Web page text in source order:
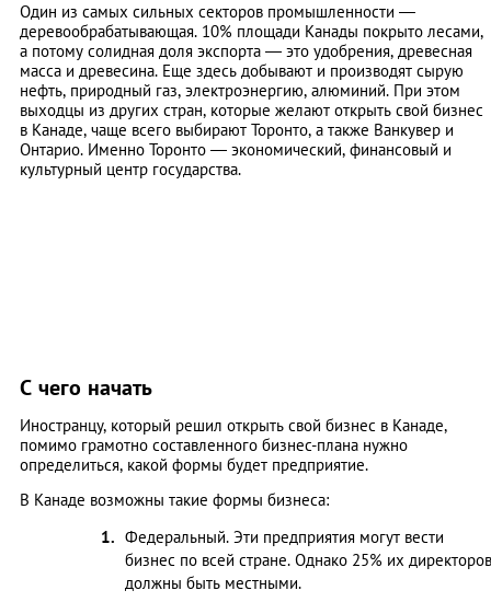
Один из самых сильных секторов промышленности ―
деревообрабатывающая. 10% площади Канады покрыто лесами,
а потому солидная доля экспорта ― это удобрения, древесная
масса и древесина. Еще здесь добывают и производят сырую
нефть, природный газ, электроэнергию, алюминий. При этом
выходцы из других стран, которые желают открыть свой бизнес
в Канаде, чаще всего выбирают Торонто, а также Ванкувер и
Онтарио. Именно Торонто ― экономический, финансовый и
культурный центр государства.
С чего начать
Иностранцу, который решил открыть свой бизнес в Канаде,
помимо грамотно составленного бизнес-плана нужно
определиться, какой формы будет предприятие.
В Канаде возможны такие формы бизнеса:
Федеральный. Эти предприятия могут вести
бизнес по всей стране. Однако 25% их директоров
должны быть местными.